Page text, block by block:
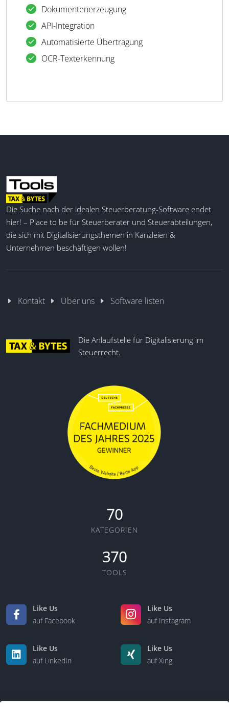
Dokumentenerzeugung
API-Integration
Automatisierte Übertragung
OCR-Texterkennung
Die Suche nach der idealen Steuerberatung-Software endet
hier! – Place to be für Steuerberater und Steuerabteilungen,
die sich mit Digitalisierungsthemen in Kanzleien &
Unternehmen beschäftigen wollen!
Kontakt Über uns Software listen
Die Anlaufstelle für Digitalisierung im
Steuerrecht.
70
KATEGORIEN
370
TOOLS
Like Us
auf Facebook
Like Us
auf Instagram
Like Us
auf LinkedIn
Like Us
auf Xing